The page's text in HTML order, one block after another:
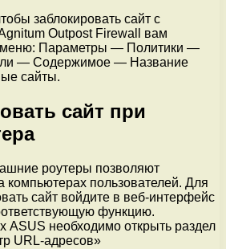
заблокировать сайт с
Outpost Firewall вам
меню: Параметры — Политики —
— Содержимое — Название
сайты.
сайт при
роутеры позволяют
компьютерах пользователей. Для
сайт войдите в веб-интерфейс
функцию.
ASUS необходимо открыть раздел
URL-адресов»